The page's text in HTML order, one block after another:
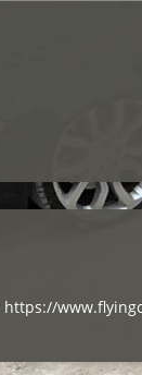
https://